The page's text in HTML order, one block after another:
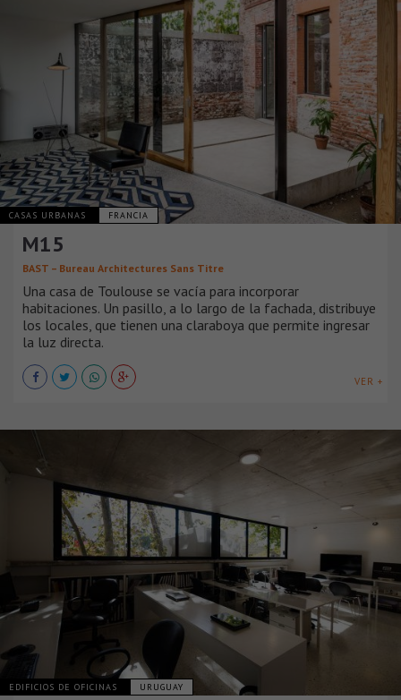
CASAS URBANAS FRANCIA
M15
BAST – Bureau Architectures Sans Titre
Una casa de Toulouse se vacía para incorporar
habitaciones. Un pasillo, a lo largo de la fachada, distribuye
los locales, que tienen una claraboya que permite ingresar
la luz directa.
VER +
EDIFICIOS DE OFICINAS URUGUAY